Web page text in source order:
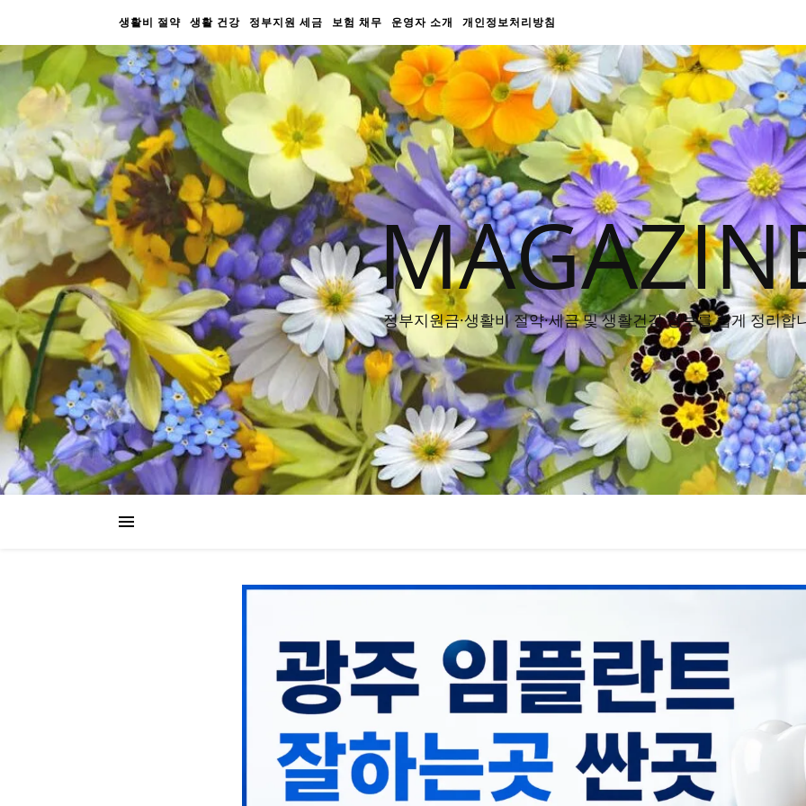
생활비 절약 생활 건강 정부지원 세금 보험 채무 운영자 소개 개인정보처리방침
정부지원금·생활비 절약·세금 및 생활건강 정보를 쉽게 정리합